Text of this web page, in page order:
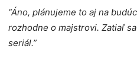
“Áno, plánujeme to aj na
rozhodne o majstrovi. Zatiaľ
seriál.”